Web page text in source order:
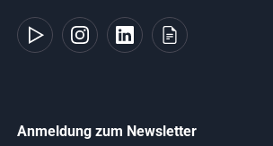
Anmeldung zum Newsletter